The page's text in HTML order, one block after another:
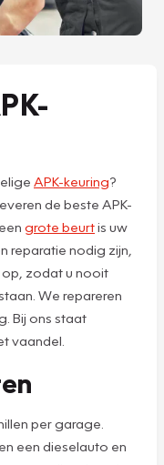
APK-keuring?
de beste APK-
grote beurtis uw
reparatie nodig zijn,
zodat u nooit
We repareren
Bij ons staat
vaandel.
per garage.
een dieselauto en